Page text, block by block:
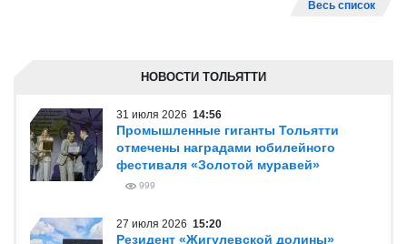
Весь список
НОВОСТИ ТОЛЬЯТТИ
31 июля 2026 14:56
Промышленные гиганты Тольятти
отмечены наградами юбилейного
фестиваля «Золотой муравей»
999
27 июля 2026 15:20
Резидент «Жигулевской долины»